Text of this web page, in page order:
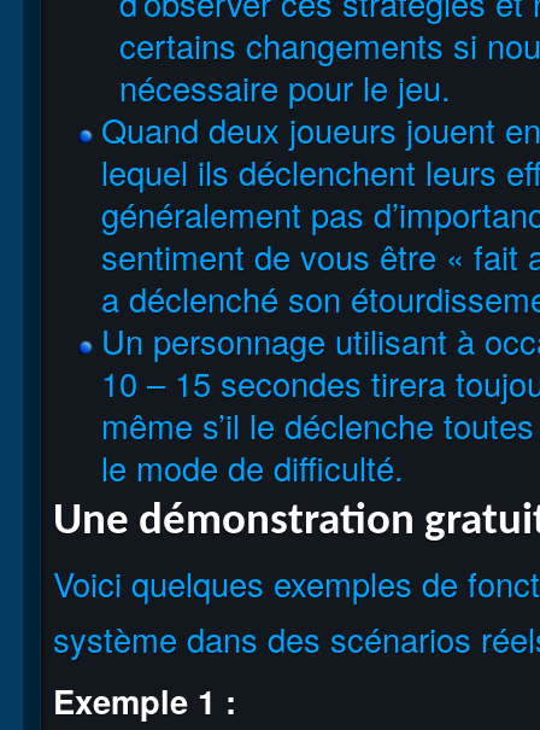
certains changements si
nécessaire pour le jeu.
Quand deux joueurs jouent
lequel ils déclenchent leurs
généralement pas
sentiment de vous être « fait
a déclenché son
Un personnage utilisant à
10 – 15 secondes tirera
même s’il le déclenche
le mode de difficulté.
Une démonstration
Voici quelques exemples de
système dans des scénarios
Exemple 1 :